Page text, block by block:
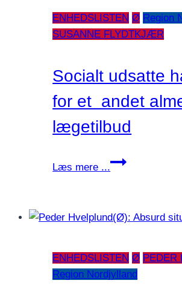
ENHEDSLISTEN Ø Region
SUSANNE FLYDTKJÆR
Socialt udsatte
for et andet
lægetilbud
Læs mere ...
Socialt
brug
for
andet
alment
ENHEDSLISTEN Ø PEDER
Region Nordjylland